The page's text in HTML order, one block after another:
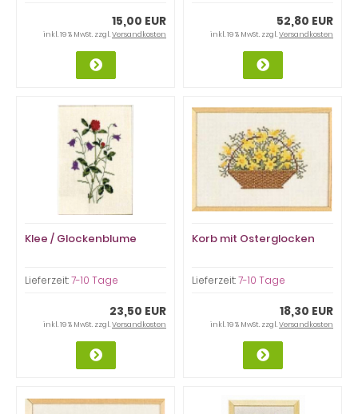
15,00 EUR
inkl. 19 % MwSt. zzgl.Versandkosten
52,80 EUR
inkl. 19 % MwSt. zzgl.Versandkosten
Klee / Glockenblume
Lieferzeit:7-10 Tage
23,50 EUR
inkl. 19 % MwSt. zzgl.Versandkosten
Korb mit Osterglocken
Lieferzeit:7-10 Tage
18,30 EUR
inkl. 19 % MwSt. zzgl.Versandkosten